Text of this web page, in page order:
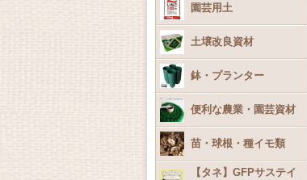
園芸用土
土壌改良資材
鉢・プランター
便利な農業・園芸資材
苗・球根・種イモ類
【タネ】GFPサステイ